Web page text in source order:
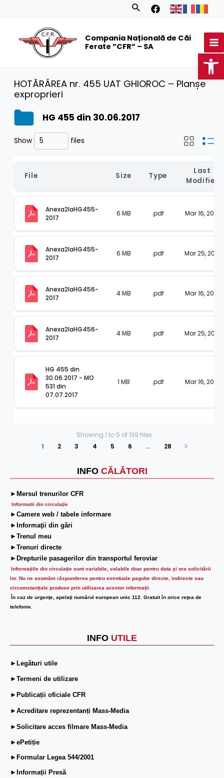
Search
Compania Națională de Căi
Ferate ”CFR” – SA
INFO CĂLĂTORI
►Mersul trenurilor CFR
Informatii din circulaţie
►Camere web / tabele informare
►Informaţii din gări
►Trenul meu
►Trenuri directe
►Drepturile pasagerilor din transportul feroviar
Informaţiile din circulaţie sunt variabile, valabile doar pentru data şi ora solicitării
lor. Nu ne asumăm răspunderea pentru eventuale pagube directe, indirecte sau
circumstanțiale produse prin utilizarea acestor informații.
În caz de urgenţe, apelaţi numărul european unic 112. Gratuit în orice reţea de
telefonie.
INFO UTILE
►Legături utile
►Termeni de utilizare
►Publicații oficiale CFR
►Acreditare reprezentanți Mass-Media
►Solicitare acces filmare Mass-Media
►ePetiție
►Formular Legea 544/2001
►Informații Presă
HOTĂRÂREA nr. 455 UAT GHIOROC – Planșe
exproprieri
HG 455 din 30.06.2017
Show files
File Size Type
Last
Modified
Anexa2laHG455-
2017
6 MB .pdf Mar 16, 2023
Anexa2laHG455-
2017
6 MB .pdf Mar 25, 2023
Anexa2laHG456-
2017
4 MB .pdf Mar 16, 2023
Anexa2laHG456-
2017
4 MB .pdf Mar 25, 2023
HG 455 din
30.06.2017 - MO
531 din
07.07.2017
1 MB .pdf Mar 16, 2023
Showing 1 to 5 of 139 files
1
2 3 4 5 6 … 28